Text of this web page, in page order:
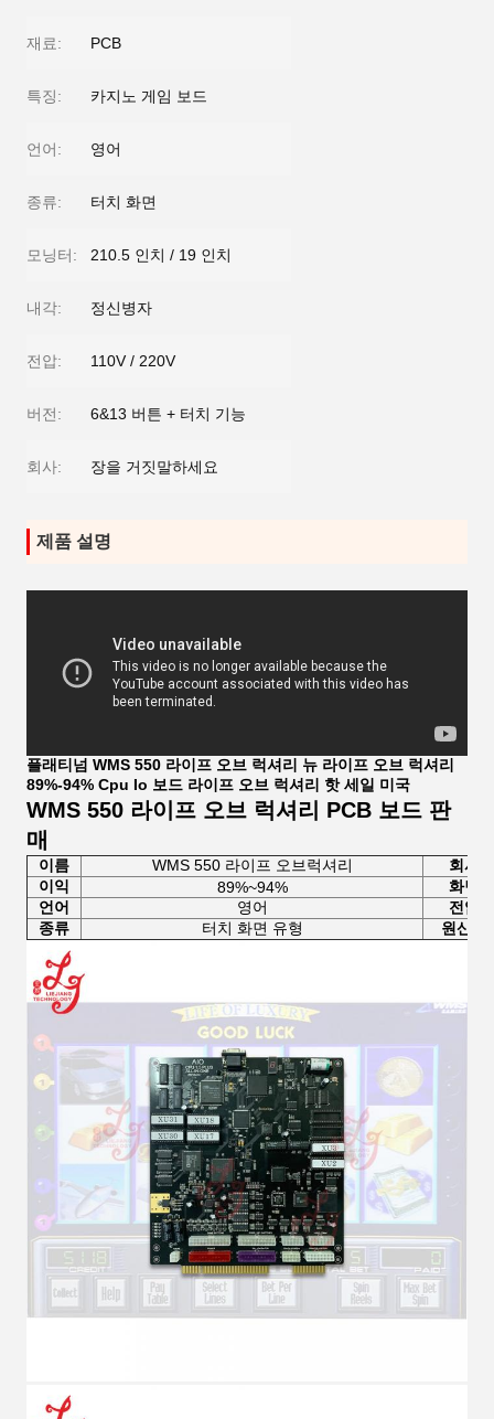
재료: PCB
특징: 카지노 게임 보드
언어: 영어
종류: 터치 화면
모닝터: 210.5 인치 / 19 인치
내각: 정신병자
전압: 110V / 220V
버전: 6&13 버튼 + 터치 기능
회사: 장을 거짓말하세요
제품 설명
플래티넘 WMS 550 라이프 오브 럭셔리 뉴 라이프 오브 럭셔리
89%-94% Cpu Io 보드 라이프 오브 럭셔리 핫 세일 미국
WMS 550 라이프 오브 럭셔리 PCB 보드 판
매
이름 WMS 550 라이프 오브럭셔리
회사
이익
89%~94%
화면
언어
영어
전압
종류
터치 화면 유형 원산지